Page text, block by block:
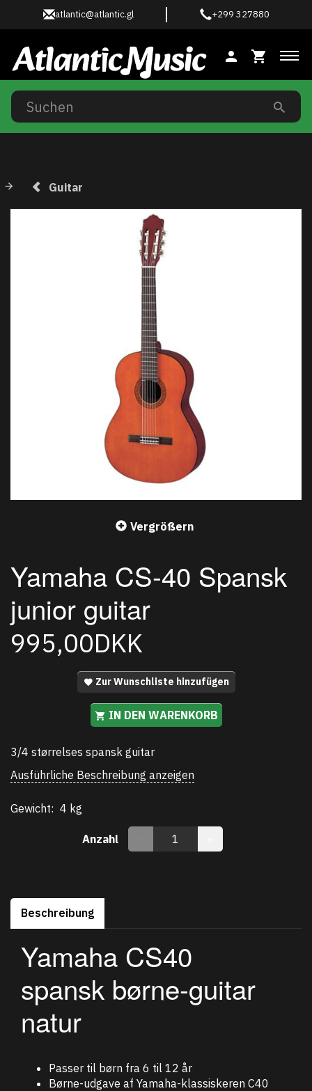
atlantic@atlantic.gl +299 327880
Guitar
Vergrößern
Yamaha CS-40 Spansk
junior guitar
995,00DKK
Zur Wunschliste hinzufügen
IN DEN WARENKORB
3/4 størrelses spansk guitar
Ausführliche Beschreibung anzeigen
Gewicht: 4 kg
Anzahl
Beschreibung
Yamaha CS40
spansk børne-guitar
natur
Passer til børn fra 6 til 12 år
Børne-udgave af Yamaha-klassiskeren C40